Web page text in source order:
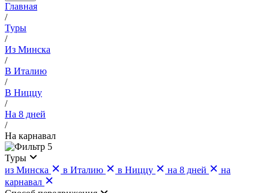
Главная
/
Туры
/
Из Минска
/
В Италию
/
В Ниццу
/
На 8 дней
/
На карнавал
5
Туры
из Минска
в Италию в Ниццу на 8 дней
на
карнавал